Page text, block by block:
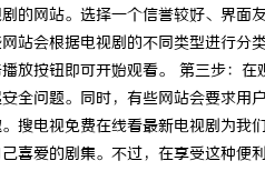
的网站。选择一个信誉较好、界
站会根据电视剧的不同类型进行
放按钮即可开始观看。 第三步：
全问题。同时，有些网站会要求
搜电视免费在线看最新电视剧为
喜爱的剧集。不过，在享受这种